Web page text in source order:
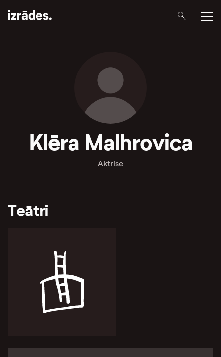
Klēra Malhrovica
Aktrise
Teātri